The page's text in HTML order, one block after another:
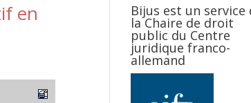
en Bijus est un service
la Chaire de droit
public du Centre
juridique franco-
allemand